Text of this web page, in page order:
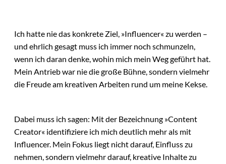
Ich hatte nie das konkrete Ziel, »Influencer« zu werden –
und ehrlich gesagt muss ich immer noch schmunzeln,
wenn ich daran denke, wohin mich mein Weg geführt hat.
Mein Antrieb war nie die große Bühne, sondern vielmehr
die Freude am kreativen Arbeiten rund um meine Kekse.
Dabei muss ich sagen: Mit der Bezeichnung »Content
Creator« identifiziere ich mich deutlich mehr als mit
Influencer. Mein Fokus liegt nicht darauf, Einfluss zu
nehmen, sondern vielmehr darauf, kreative Inhalte zu